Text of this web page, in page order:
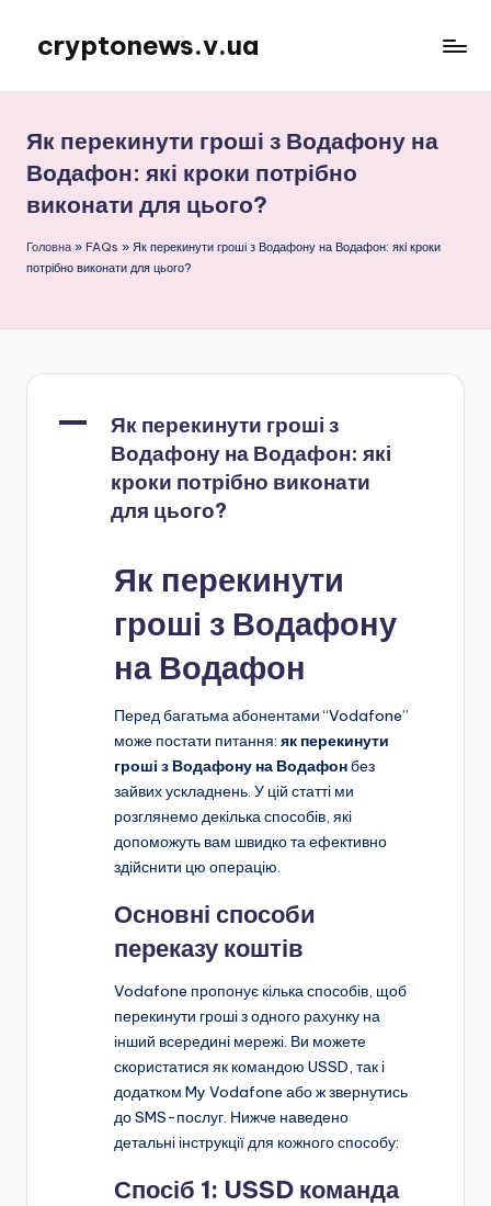
Перейти
вмісту
cryptonews.v.ua
криптовалют,
аналітика,
курси,
прогнози
гайди.
Як перекинути гроші з Водафону на
Водафон: які кроки потрібно
виконати для цього?
Головна » FAQs » Як перекинути гроші з Водафону на Водафон: які кроки
потрібно виконати для цього?
A
Як перекинути гроші з
Водафону на Водафон: які
кроки потрібно виконати
для цього?
Як перекинути
гроші з Водафону
на Водафон
Перед багатьма абонентами “Vodafone”
може постати питання: як перекинути
гроші з Водафону на Водафонбез
зайвих ускладнень. У цій статті ми
розглянемо декілька способів, які
допоможуть вам швидко та ефективно
здійснити цю операцію.
Основні способи
переказу коштів
Vodafone пропонує кілька способів, щоб
перекинути гроші з одного рахунку на
інший всередині мережі. Ви можете
скористатися як командою USSD, так і
додатком My Vodafone або ж звернутись
до SMS-послуг. Нижче наведено
детальні інструкції для кожного способу:
Спосіб 1: USSD команда